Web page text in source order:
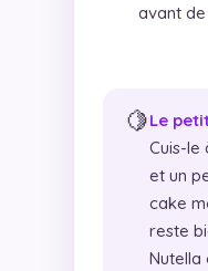
avant
🍋Le
Cuis-le
et un
cake
reste